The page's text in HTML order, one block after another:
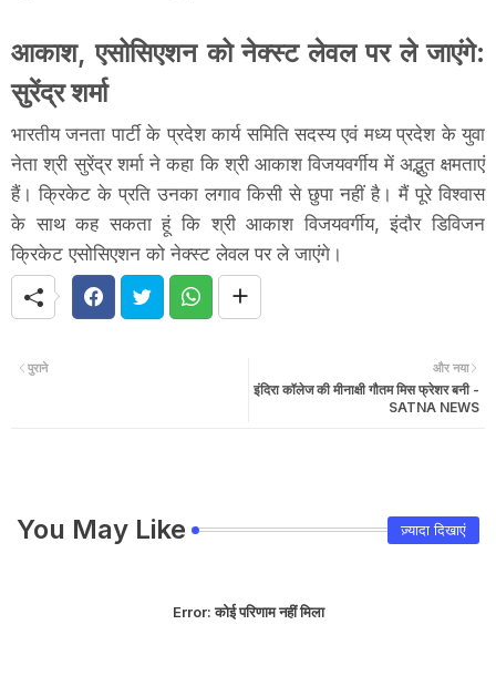
आकाश, एसोसिएशन को नेक्स्ट लेवल पर ले जाएंगे:
सुरेंद्र शर्मा
भारतीय जनता पार्टी के प्रदेश कार्य समिति सदस्य एवं मध्य प्रदेश के युवा
नेता श्री सुरेंद्र शर्मा ने कहा कि श्री आकाश विजयवर्गीय में अद्भुत क्षमताएं
हैं। क्रिकेट के प्रति उनका लगाव किसी से छुपा नहीं है। मैं पूरे विश्वास
के साथ कह सकता हूं कि श्री आकाश विजयवर्गीय, इंदौर डिविजन
क्रिकेट एसोसिएशन को नेक्स्ट लेवल पर ले जाएंगे।
और नया
इंदिरा कॉलेज की मीनाक्षी गौतम मिस फ्रेशर बनी -
SATNA NEWS
पुराने
You May Like ज़्यादा दिखाएं
Error:कोई परिणाम नहीं मिला